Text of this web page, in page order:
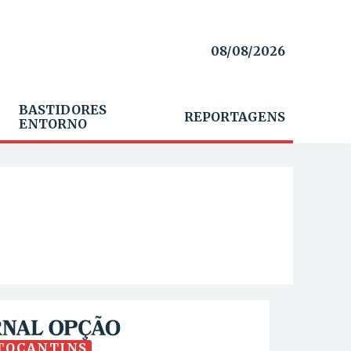
08/08/2026
BASTIDORES
ENTORNO
REPORTAGENS